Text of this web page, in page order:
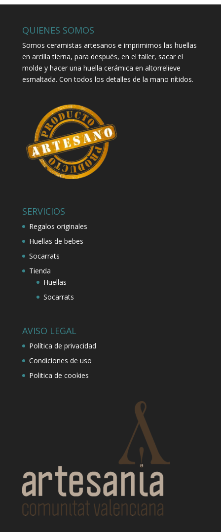
QUIENES SOMOS
Somos ceramistas artesanos e imprimimos las huellas
en arcilla tierna, para después, en el taller, sacar el
molde y hacer una huella cerámica en altorrelieve
esmaltada. Con todos los detalles de la mano nítidos.
SERVICIOS
Regalos originales
Huellas de bebes
Socarrats
Tienda
Huellas
Socarrats
AVISO LEGAL
Política de privacidad
Condiciones de uso
Politica de cookies